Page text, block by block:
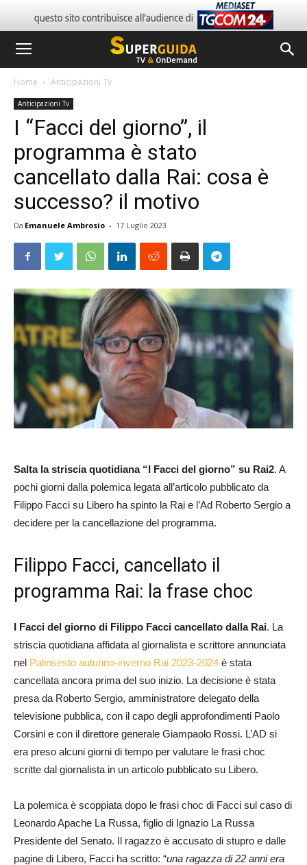
Home Anticipazioni Tv
Anticipazioni Tv
I “Facci del giorno”, il
programma è stato
cancellato dalla Rai: cosa è
successo? il motivo
Da Emanuele Ambrosio - 17 Luglio 2023
Salta la striscia quotidiana “I Facci del giorno” su Rai2. A
pochi giorni dalla polemica legata all’articolo pubblicato da
Filippo Facci su Libero ha spinto la Rai e l’Ad Roberto Sergio a
decidere per la cancellazione del programma.
Filippo Facci, cancellato il
programma Rai: la frase choc
I Facci del giorno di Filippo Facci cancellato dalla Rai. La
striscia quotidiana affidata al giornalista e scrittore annunciata
nel Palinsesto autunno-inverno Rai 2023-2024 è stata
cancellata ancora prima del suo inizio. La decisione è stata
presa da Roberto Sergio, amministratore delegato della
televisione pubblica, con il capo degli approfondimenti Paolo
Corsini e con il direttore generale Giampaolo Rossi. L’AD si
era preso alcuni giorni di tempo per valutare le frasi choc
scritte dal giornalista in un articolo pubblicato su Libero.
La polemica è scoppiata dopo le frasi choc di Facci sul caso di
Leonardo Apache La Russa, figlio di Ignazio La Russa
Presidente del Senato. Il ragazzo è accusato di stupro e dalle
pagine di Libero, Facci ha scritto: “una ragazza di 22 anni era